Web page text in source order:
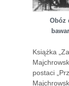
Obóz
Książka
postaci